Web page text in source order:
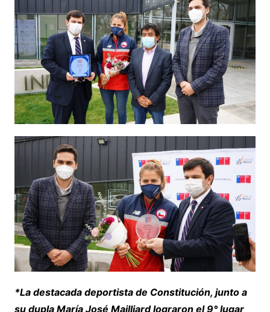
*La destacada deportista de Constitución, junto a
su dupla María José Mailliard lograron el 9° lugar